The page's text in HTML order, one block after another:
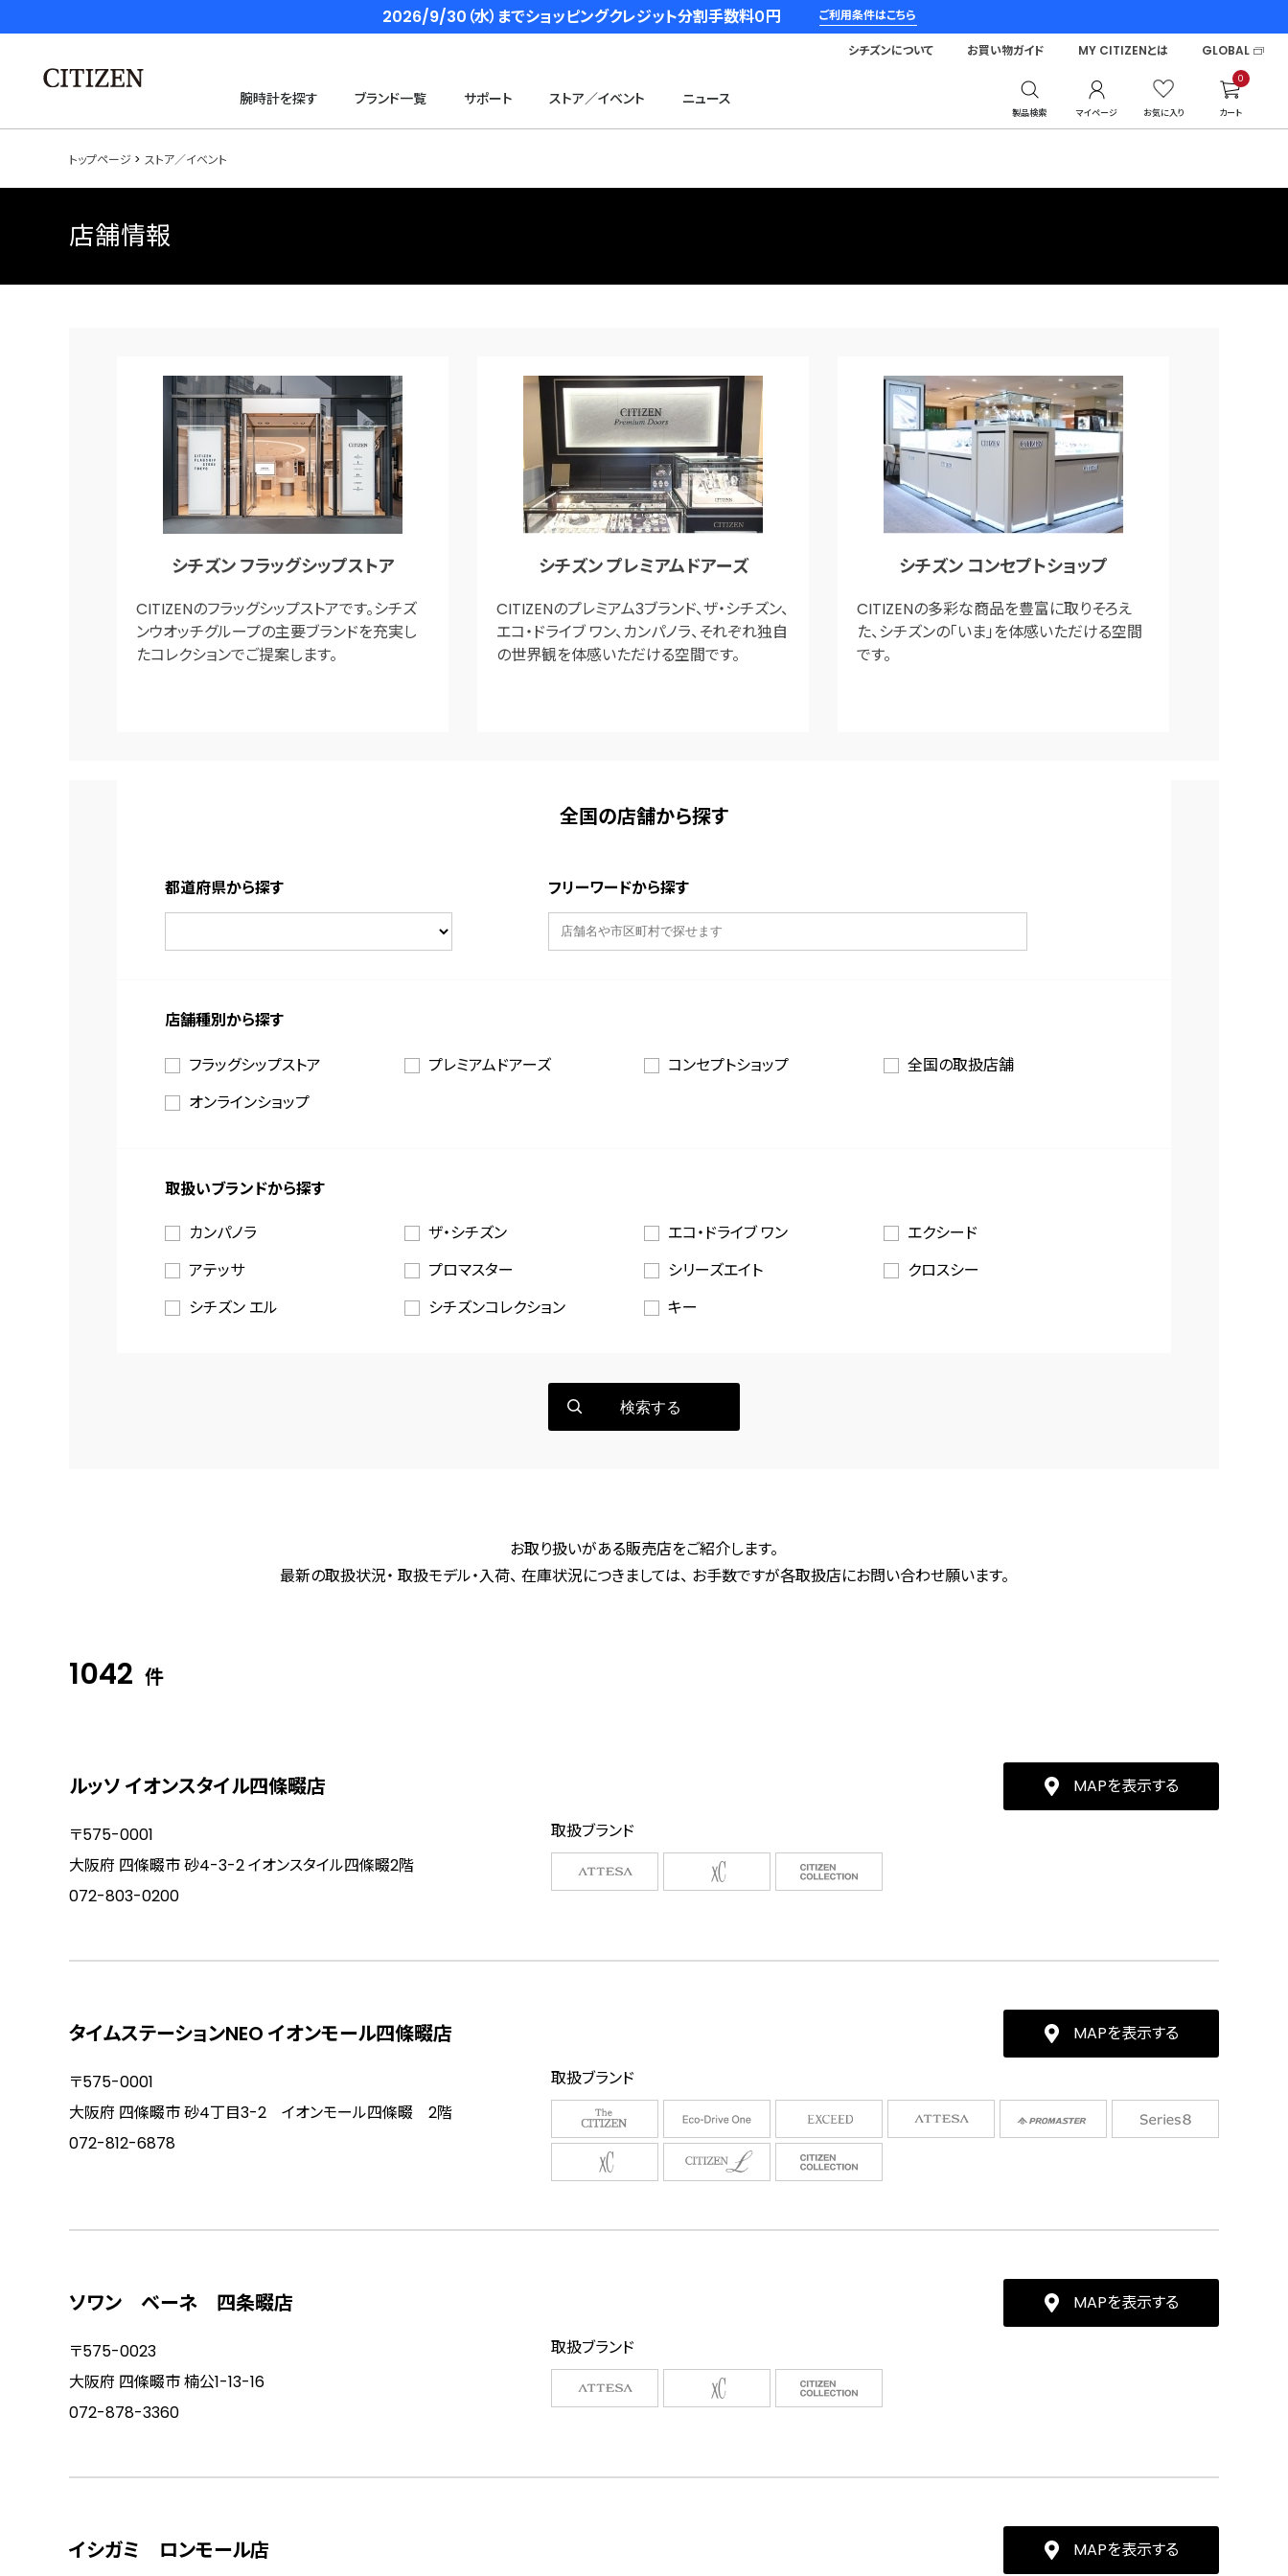
2026/9/30（水）までショッピングクレジット分割手数料０円 ご利用条件はこちら
腕時計を探す ブランド一覧 サポート ストア／イベント ニュース
製品検索 マイページ お気に入り
0
カート
シチズンについて お買い物ガイド MY CITIZENとは GLOBAL
トップページ ストア／イベント
店舗情報
シチズン フラッグシップストア
CITIZENのフラッグシップストアです。シチズ
ンウオッチグループの主要ブランドを充実し
たコレクションでご提案します。
シチズン プレミアムドアーズ
CITIZENのプレミアム3ブランド、ザ・シチズン、
エコ・ドライブ ワン、カンパノラ、それぞれ独自
の世界観を体感いただける空間です。
シチズン コンセプトショップ
CITIZENの多彩な商品を豊富に取りそろえ
た、シチズンの「いま」を体感いただける空間
です。
全国の店舗から探す
都道府県から探す フリーワードから探す
店舗種別から探す
フラッグシップストア プレミアムドアーズ コンセプトショップ
全国の取扱店舗
オンラインショップ
取扱いブランドから探す
カンパノラ ザ・シチズン エコ・ドライブ ワン
エクシード
アテッサ
プロマスター シリーズエイト
クロスシー
シチズン エル
シチズンコレクション キー
検索する
お取り扱いがある販売店をご紹介します。
最新の取扱状況・ 取扱モデル・入荷、 在庫状況につきましては、 お手数ですが各取扱店にお問い合わせ願います。
1042 件
ルッソ イオンスタイル四條畷店 MAPを表示する
〒575-0001
大阪府 四條畷市 砂4-3-2 イオンスタイル四條畷2階
072-803-0200
取扱ブランド
タイムステーションNEO イオンモール四條畷店 MAPを表示する
〒575-0001
大阪府 四條畷市 砂4丁目3-2 イオンモール四條畷 2階
072-812-6878
取扱ブランド
ソワン ベーネ 四条畷店 MAPを表示する
〒575-0023
大阪府 四條畷市 楠公1-13-16
072-878-3360
取扱ブランド
イシガミ ロンモール店 MAPを表示する